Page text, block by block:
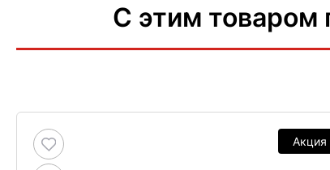
С этим товаром
Акция